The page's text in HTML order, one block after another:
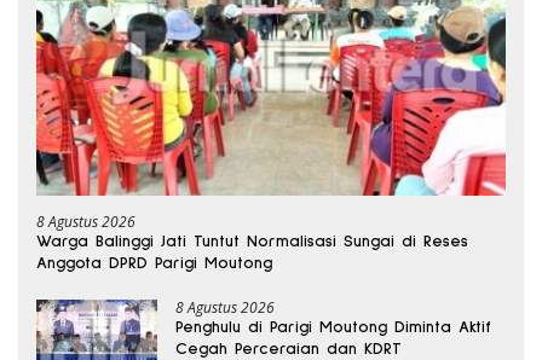
8 Agustus 2026
Warga Balinggi Jati Tuntut Normalisasi Sungai di Reses
Anggota DPRD Parigi Moutong
8 Agustus 2026
Penghulu di Parigi Moutong Diminta Aktif
Cegah Perceraian dan KDRT